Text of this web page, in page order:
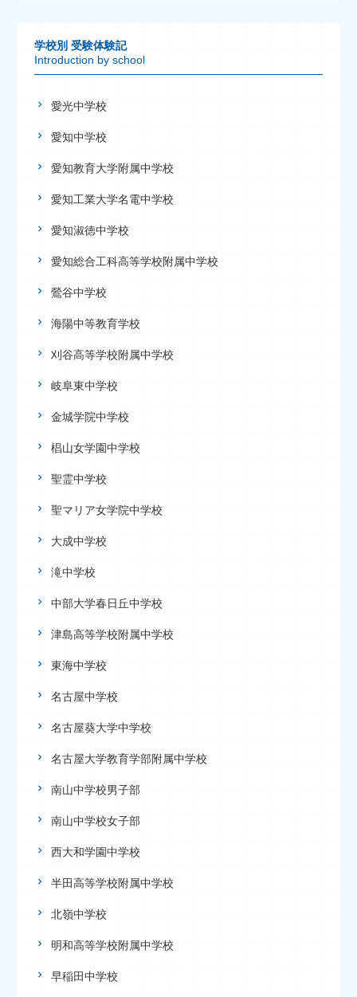
学校別 受験体験記
Introduction by school
愛光中学校
愛知中学校
愛知教育大学附属中学校
愛知工業大学名電中学校
愛知淑徳中学校
愛知総合工科高等学校附属中学校
鶯谷中学校
海陽中等教育学校
刈谷高等学校附属中学校
岐阜東中学校
金城学院中学校
椙山女学園中学校
聖霊中学校
聖マリア女学院中学校
大成中学校
滝中学校
中部大学春日丘中学校
津島高等学校附属中学校
東海中学校
名古屋中学校
名古屋葵大学中学校
名古屋大学教育学部附属中学校
南山中学校男子部
南山中学校女子部
西大和学園中学校
半田高等学校附属中学校
北嶺中学校
明和高等学校附属中学校
早稲田中学校